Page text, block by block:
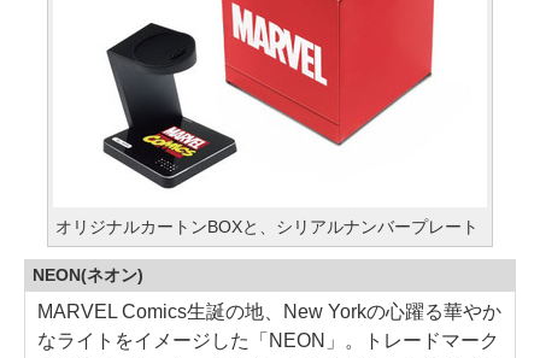
オリジナルカートンBOXと、シリアルナンバープレート
NEON(ネオン)
MARVEL Comics生誕の地、New Yorkの心躍る華やか
なライトをイメージした「NEON」。トレードマーク